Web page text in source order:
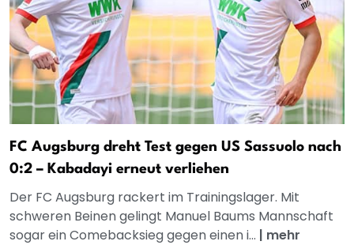
FC Augsburg dreht Test gegen US Sassuolo nach
0:2 – Kabadayi erneut verliehen
Der FC Augsburg rackert im Trainingslager. Mit
schweren Beinen gelingt Manuel Baums Mannschaft
sogar ein Comebacksieg gegen einen i... | mehr